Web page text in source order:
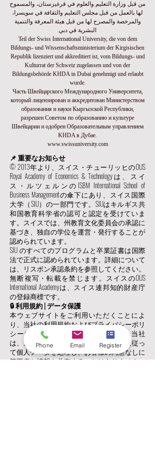
من قبل وزارة التعليم والعلوم في قرغيزستان، والمسموح
لها بالعمل من قبل مجلس التعليم والثقافة في سويسرا،
والمرخصة والمصرح لها من قبل هيئة المعرفة والتنمية
البشرية في دبي
Teil der Swiss International University, die von dem
Bildungs- und Wissenschaftsministerium der Kirgisischen
Republik lizenziert und akkreditiert ist, vom Bildungs- und
Kulturrat der Schweiz zugelassen und von der
Bildungsbehörde KHDA in Dubai genehmigt und erlaubt
wurde.
Часть Швейцарского Международного Университета,
который лицензирован и аккредитован Министерством
образования и науки Кыргызской Республики,
разрешен Советом по образованию и культуре
Швейцарии и одобрен Образовательным управлением
KHDA в Дубае.
www.swissuniversity.com
📌 重要なお知らせ
© 2013年より、スイス・チューリッヒのOUS
Royal Academy of Economics & Technologyは、スイ
ス・ルツェルンのISBM International School of
Business Managementの傘下にあり、スイス国際
大学（SIU）の一部門です。SIUはキルギス共
和国教育科学省の認可と認定を受けていま
す。スイスでは、州教育文化委員会の承認に
基づき、独自の学位を運営・発行することが
認められています。
SIU のすべてのプログラムと卒業証書は国際
法で正式に認められています。詳細について
は、リスボン承認条約を参照してください。
無断複写・転載を禁じます。スイスのOUS
International Academyは、スイス連邦知的財産庁
の登録商標です。
🔒 利用規約 | データ保護
本ウェブサイトをご利用いただくことによ
り、当社の利用規約およびプライバシーポリ
シーに同意したものとみなされます。当社
は、スイス連邦データ保護法（FADP）に従っ
て個人データを処理し、お客様の同意なしに
第三者と情報を共有することはありません。
Phone Email Register